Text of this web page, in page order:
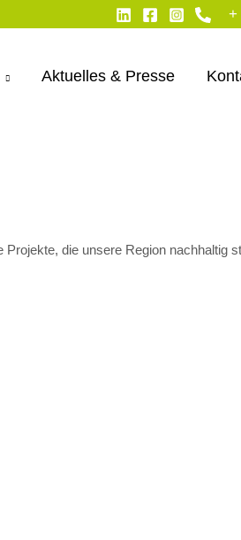
+
Aktuelles & Presse
die unsere Region nachhaltig